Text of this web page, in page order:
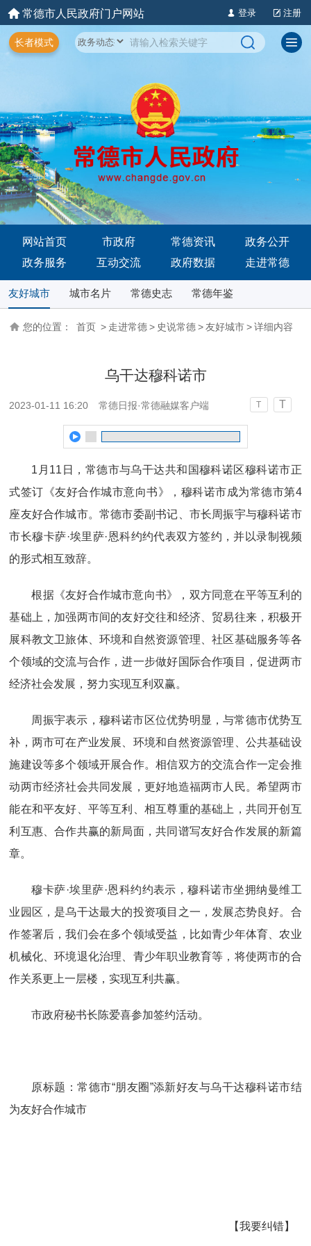
常德市人民政府门户网站 登录 注册
长者模式
网站首页 市政府 常德资讯
政务公开
政务服务
互动交流 政府数据 走进常德
友好城市 城市名片 常德史志 常德年鉴
您的位置： 首页 > 走进常德 > 史说常德 > 友好城市 > 详细内容
乌干达穆科诺市
2023-01-11 16:20 常德日报·常德融媒客户端 T T
1月11日，常德市与乌干达共和国穆科诺区穆科诺市正
式签订《友好合作城市意向书》，穆科诺市成为常德市第4
座友好合作城市。常德市委副书记、市长周振宇与穆科诺市
市长穆卡萨·埃里萨·恩科约约代表双方签约，并以录制视频
的形式相互致辞。
根据《友好合作城市意向书》，双方同意在平等互利的
基础上，加强两市间的友好交往和经济、贸易往来，积极开
展科教文卫旅体、环境和自然资源管理、社区基础服务等各
个领域的交流与合作，进一步做好国际合作项目，促进两市
经济社会发展，努力实现互利双赢。
周振宇表示，穆科诺市区位优势明显，与常德市优势互
补，两市可在产业发展、环境和自然资源管理、公共基础设
施建设等多个领域开展合作。相信双方的交流合作一定会推
动两市经济社会共同发展，更好地造福两市人民。希望两市
能在和平友好、平等互利、相互尊重的基础上，共同开创互
利互惠、合作共赢的新局面，共同谱写友好合作发展的新篇
章。
穆卡萨·埃里萨·恩科约约表示，穆科诺市坐拥纳曼维工
业园区，是乌干达最大的投资项目之一，发展态势良好。合
作签署后，我们会在多个领域受益，比如青少年体育、农业
机械化、环境退化治理、青少年职业教育等，将使两市的合
作关系更上一层楼，实现互利共赢。
市政府秘书长陈爱喜参加签约活动。
原标题：常德市“朋友圈”添新好友与乌干达穆科诺市结
为友好合作城市
【我要纠错】